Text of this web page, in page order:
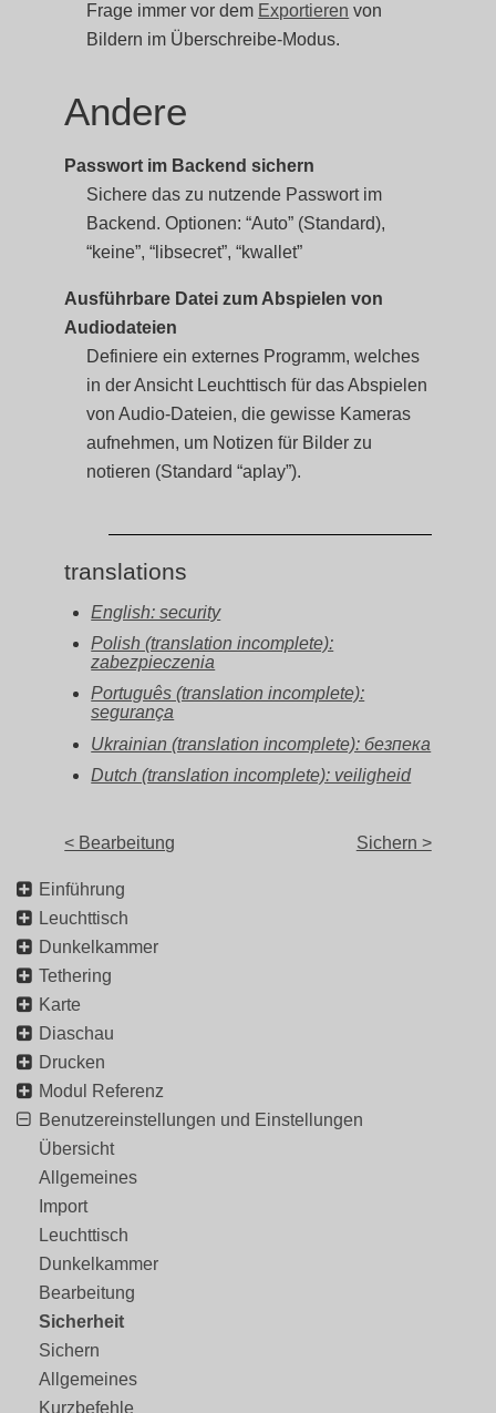
Frage immer vor dem Exportieren von
Bildern im Überschreibe-Modus.
Andere
Passwort im Backend sichern
Sichere das zu nutzende Passwort im
Backend. Optionen: “Auto” (Standard),
“keine”, “libsecret”, “kwallet”
Ausführbare Datei zum Abspielen von
Audiodateien
Definiere ein externes Programm, welches
in der Ansicht Leuchttisch für das Abspielen
von Audio-Dateien, die gewisse Kameras
aufnehmen, um Notizen für Bilder zu
notieren (Standard “aplay”).
translations
English: security
Polish (translation incomplete):
zabezpieczenia
Português (translation incomplete):
segurança
Ukrainian (translation incomplete): безпека
Dutch (translation incomplete): veiligheid
< Bearbeitung Sichern >
Einführung
Leuchttisch
Dunkelkammer
Tethering
Karte
Diaschau
Drucken
Modul Referenz
Benutzereinstellungen und Einstellungen
Übersicht
Allgemeines
Import
Leuchttisch
Dunkelkammer
Bearbeitung
Sicherheit
Sichern
Allgemeines
Kurzbefehle